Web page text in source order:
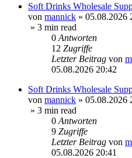
Soft Drinks Wholesale
von mannick » 05.08.2026
» 3 min read
0 Antworten
12 Zugriffe
Letzter Beitrag von
05.08.2026 20:42
Soft Drinks Wholesale
von mannick » 05.08.2026
» 3 min read
0 Antworten
9 Zugriffe
Letzter Beitrag von
05.08.2026 20:41